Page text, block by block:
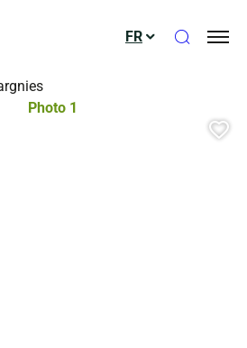
FR Ouvrir
Photo 1, © Droits gérés